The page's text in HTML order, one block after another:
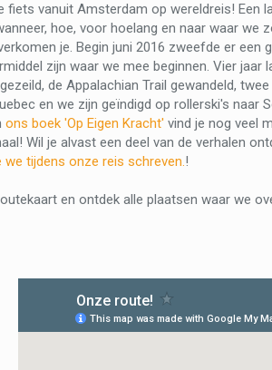
fiets vanuit Amsterdam op wereldreis! Een
hoe, voor hoelang en naar waar we
je. Begin juni 2016 zweefde er een
zijn waar we mee beginnen. Vier jaar
de Appalachian Trail gewandeld,
en we zijn geïndigd op rollerski's naar
ons boek 'Op Eigen Kracht' vind je nog veel
Wil je alvast een deel van de verhalen
we tijdens onze reis schreven.!
en ontdek alle plaatsen waar we